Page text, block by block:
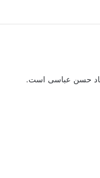
حسن عباسی است.